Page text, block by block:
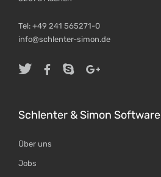
Tel: +49 241 565271-0
info@schlenter-simon.de
Schlenter & Simon Software
Über uns
Jobs